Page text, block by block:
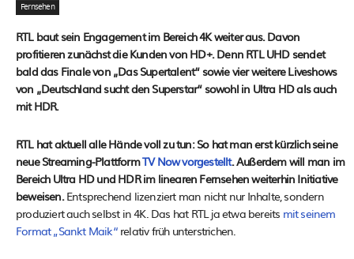
Fernsehen
RTL baut sein Engagement im Bereich 4K weiter aus. Davon
profitieren zunächst die Kunden von HD+. Denn RTL UHD sendet
bald das Finale von „Das Supertalent“ sowie vier weitere Liveshows
von „Deutschland sucht den Superstar“ sowohl in Ultra HD als auch
mit HDR.
RTL hat aktuell alle Hände voll zu tun: So hat man erst kürzlich seine
neue Streaming-PlattformTV Now vorgestellt. Außerdem will man im
Bereich Ultra HD und HDR im linearen Fernsehen weiterhin Initiative
beweisen.Entsprechend lizenziert man nicht nur Inhalte, sondern
produziert auch selbst in 4K. Das hat RTL ja etwa bereits mit seinem
Format „Sankt Maik“relativ früh unterstrichen.